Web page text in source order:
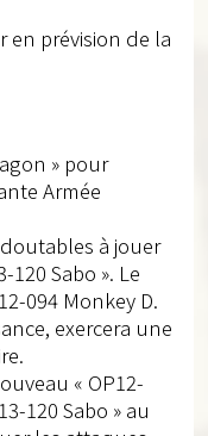
en prévision de la
» pour
Armée
à jouer
120 Sabo ». Le
094 Monkey D.
exercera une
« OP12-
120 Sabo » au